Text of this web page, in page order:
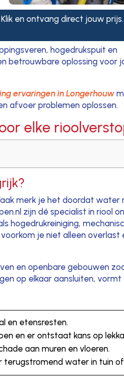
en ontvang direct jouw prijs.
hogedrukspuit en
betrouwbare oplossing voor
ervaringen in Longerhouw
afvoer problemen oplossen.
elke
merk je het doordat water
zijn dé specialist in riool
hogedrukreiniging,
je niet alleen overlast
en openbare gebouwen
op elkaar aansluiten,
en etensresten.
en er ontstaat kans op
aan muren en vloeren.
water in tuin